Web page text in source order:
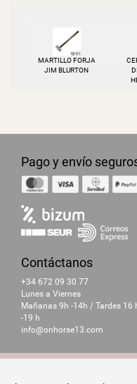
MARTILLO FORJA
JIM BLURTON
Pago y envío
Contáctanos
+34 672 09 30 77
Lunes a Viernes
Mañanas 9h -14h / Tardes 16
-19 h
info@onhorse13.com